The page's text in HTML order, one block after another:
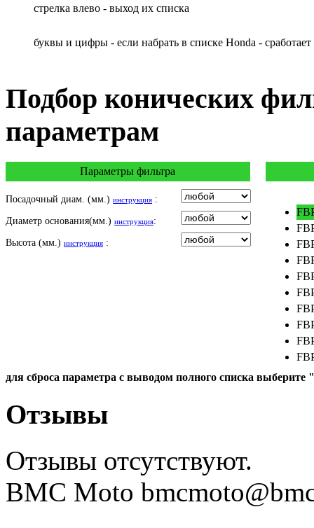
HYOSUNG / KR MOTORS
KEEWAY
MBK
MOTO GUZZI
MOTO MORINI
MV AGUSTA
NORTON
PRE-FILTERS
ROYAL ENFIELD
cтрелка влево - выход их списка
буквы и цифры - если набрать в списке Honda -
Подбор конических
параметрам
Параметры фильтра
Посадочный диам. (мм.) инструкция :
Диаметр основания(мм.) инструкция:
Высота (мм.) инструкция :
для сброса параметра с выводом полного списка
Отзывы
Отзывы отсутствуют.
BMC Moto